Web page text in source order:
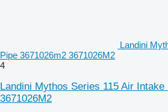
Landini
Pipe 3671026m2 3671026M2
4
Landini Mythos Series 115 Air Intake
3671026M2